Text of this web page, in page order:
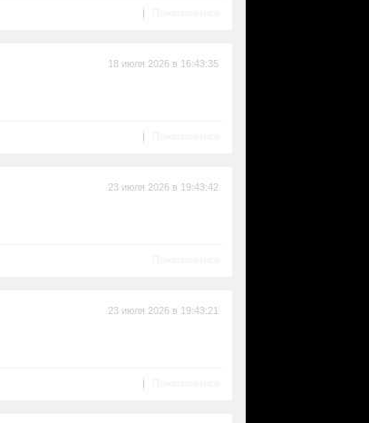
|
18 июля 2026 в 16:43:35
|
23 июля 2026 в 19:43:42
23 июля 2026 в 19:43:21
|